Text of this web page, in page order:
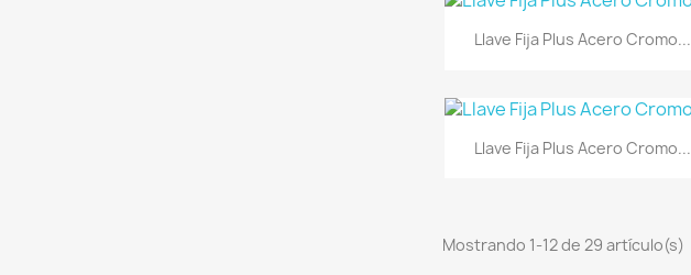
Vista rápida
Llave Fija Plus Acero Cromo...
Vista rápida
Llave Fija Plus Acero Cromo...
Mostrando 1-12 de 29 artículo(s)